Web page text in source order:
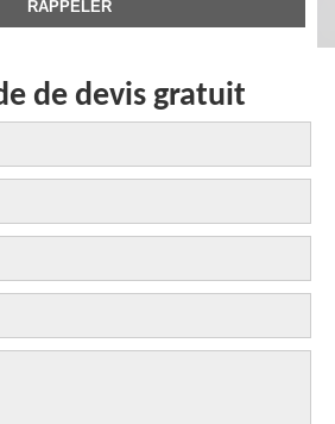
de devis gratuit